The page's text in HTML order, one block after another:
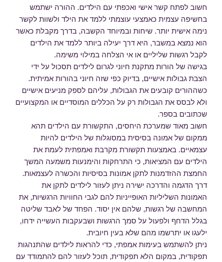
חשוב לפתח קשר אישי ואכפתי עם הילדים. ההורה ישתמש
בחשיפה עצמית כאמצעי עוצמתי ללמד את הילד ולשוות לקשר
נימה אישית יותר. שיחות ובמיוחד הקשבה, בדרך מקבלת כאשר
הוא נמצא במשבר, היא דרך יעילה ביותר ללמד את הילדים
לקבל רגשות שליליים או אי הצלחה במילוי משימה.
בגישה של הורות מתקנת חיוני לגרום לילדים תסכול על ידי
הצבת גבולות אישיים, בדיוק כפי שזה חיוני בהורות אמיתית.
כשההורים קובעים את הגבולות, עליהם לספק מניעים אישיים
ולא לבסס את הגבולות רק על הכללים המוסדיים או המקצועיים
שכתובים בספר.
חשוב מאוד שמערכת היחסים, התקשורת עם הילדים תהא
ממקום של אמונה בסיסית במסוגלות של הילדים להיות
עצמאיים. באמצעות תקשורת מקרבת ואמפתית לעמת את
הילדים עם המציאות, כי התרחקות והימנעות משמעה המשך
החמצת ההזדמנות לתקן אמונות בסיסיות והכשרה לעצמאות.
דרך הדגמה והדרכה ישירה ניתן לעזור לילדים לתקן את
האמונות השליליות האופייניות להם לגבי החוויות הרגשיות, את
המחשבה של רגשות, שלהם אין יסוד. הפחד של לאבד שליטה
בגלל הדחף ולפעול על סמך הרגשות ושבעקבות העשייה ידחו,
ילעגו או יתרשמו מהם שלא בעין חיובית.
ניתן להשתמש בעימות אמפתי, כדי להראות לילדים שהתנהגות
תפקודית, במקום הלא תפקודית, תוכל לעזור להם להתמודד עם